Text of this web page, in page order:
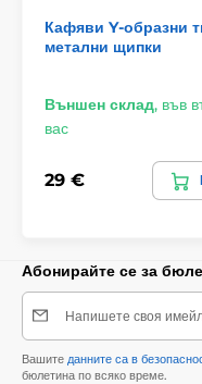
Кафяви Y-образни
метални щипки
Външен склад, във
вас
29 €
Абонирайте се за
Напишете своя
Вашите данните са в
бюлетина по всяко време.